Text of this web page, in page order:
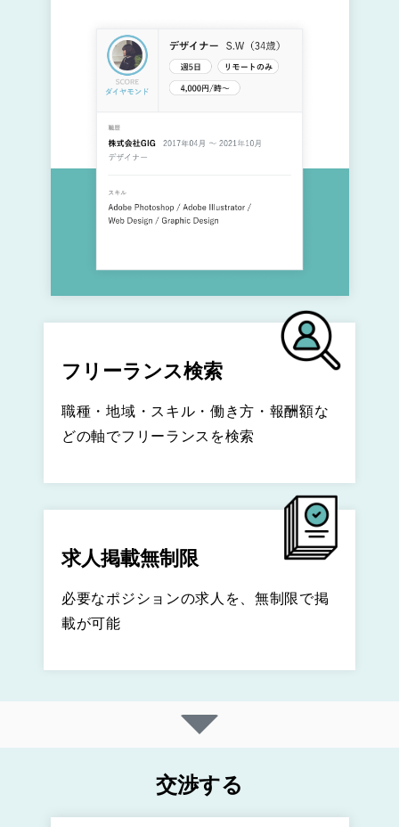
フリーランス検索
職種・地域・スキル・働き方・報酬額な
どの軸でフリーランスを検索
求人掲載無制限
必要なポジションの求人を、無制限で掲
載が可能
交渉する